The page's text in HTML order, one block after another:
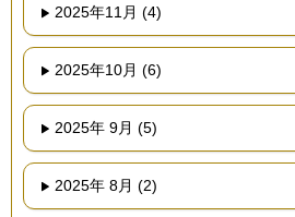
2025年11月 (4)
2025年10月 (6)
2025年 9月 (5)
2025年 8月 (2)